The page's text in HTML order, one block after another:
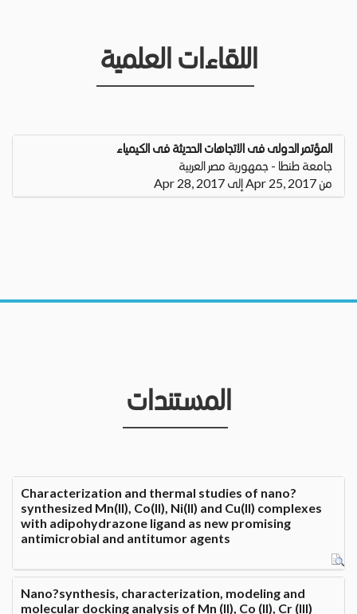
اللقاءات العلمية
المؤتمر الدولى فى الاتجاهات الحديثة فى الكيمياء
جامعة طنطا - جمهورية مصر العربية
من Apr 25, 2017 إلى Apr 28, 2017
المستندات
Characterization and thermal studies of nano?
synthesized Mn(II), Co(II), Ni(II) and Cu(II) complexes
with adipohydrazone ligand as new promising
antimicrobial and antitumor agents
Nano?synthesis, characterization, modeling and
molecular docking analysis of Mn (II), Co (II), Cr (III)